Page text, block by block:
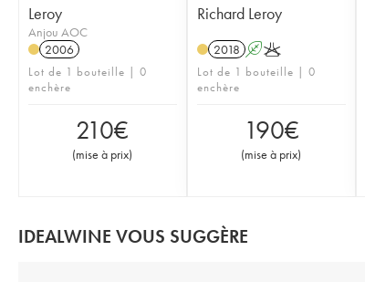
Leroy
Anjou AOC
2006
Lot de 1 bouteille | 0
enchère
210€
(mise à prix)
Richard Leroy
2018 AK
Lot de 1 bouteille | 0
enchère
190€
(mise à prix)
IDEALWINE VOUS SUGGÈRE